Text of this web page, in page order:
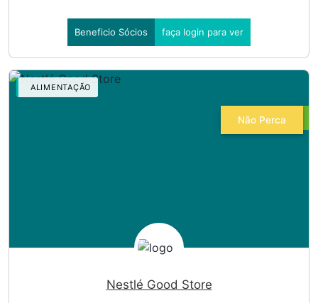
Beneficio Sócios faça login para ver
Não Perca
ALIMENTAÇÃO
Nestlé Good Store